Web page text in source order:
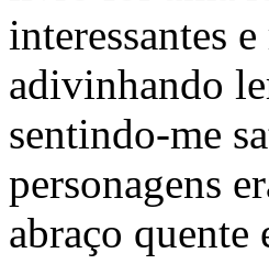
interessantes
adivinhando
sentindo-me
personagens
abraço